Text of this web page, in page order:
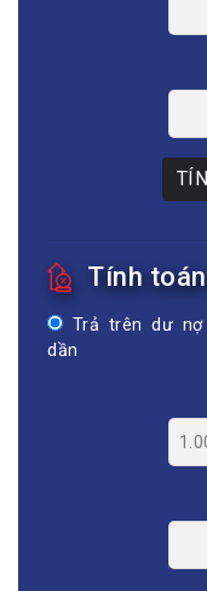
Tính
Trả trên dư nợ
dần